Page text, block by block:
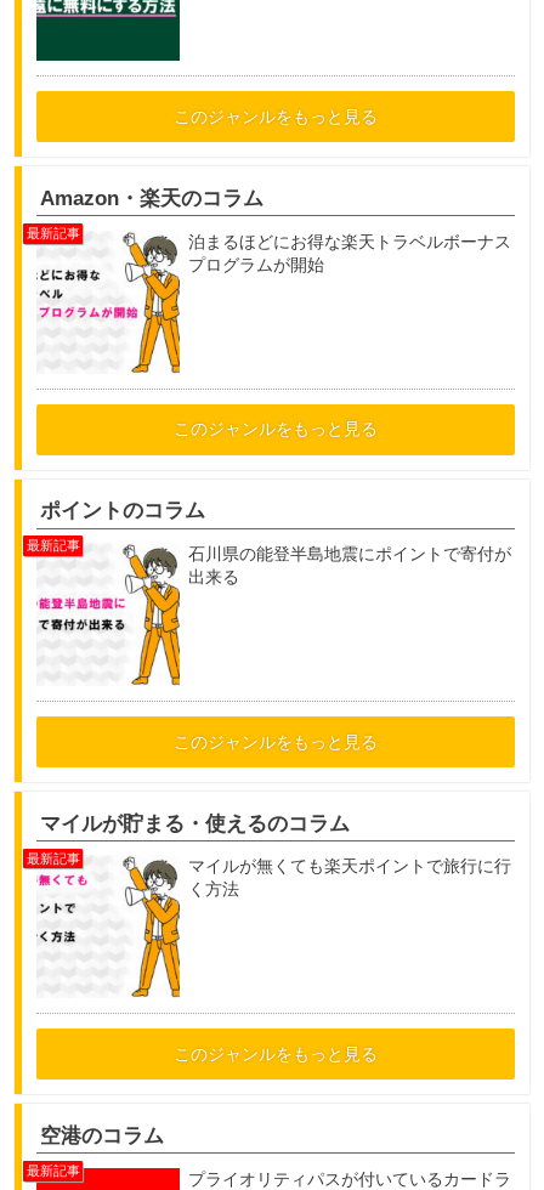
このジャンルをもっと見る
Amazon・楽天のコラム
泊まるほどにお得な楽天トラベルボーナス
プログラムが開始
このジャンルをもっと見る
ポイントのコラム
石川県の能登半島地震にポイントで寄付が
出来る
このジャンルをもっと見る
マイルが貯まる・使えるのコラム
マイルが無くても楽天ポイントで旅行に行
く方法
このジャンルをもっと見る
空港のコラム
プライオリティパスが付いているカードラ